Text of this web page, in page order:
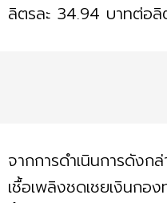
ลิตรละ 34.94 บาทต่อ
จากการดำเนินการดังก
เชื้อเพลิงชดเชยเงินกอ